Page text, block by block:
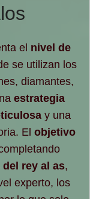
el nivel de
se utilizan los
diamantes,
estrategia
y una
El objetivo
rey al as,
experto, los